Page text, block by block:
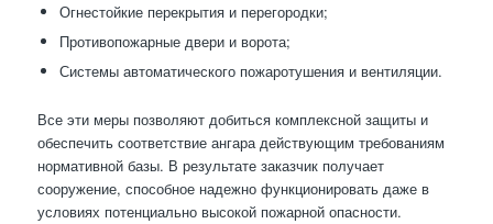
Огнестойкие перекрытия и перегородки;
Противопожарные двери и ворота;
Системы автоматического пожаротушения и вентиляции.
Все эти меры позволяют добиться комплексной защиты и
обеспечить соответствие ангара действующим требованиям
нормативной базы. В результате заказчик получает
сооружение, способное надежно функционировать даже в
условиях потенциально высокой пожарной опасности.